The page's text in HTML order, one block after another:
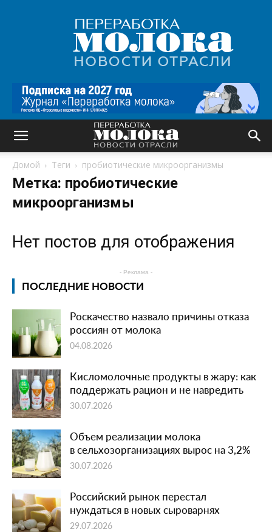
Переработка
молока
|
Новости
Домой Теги пробиотические микроорганизмы
Метка: пробиотические
микроорганизмы
Нет постов для отображения
- Реклама -
ПОСЛЕДНИЕ НОВОСТИ
Роскачество назвало причины отказа
россиян от молока
04.08.2026
Кисломолочные продукты в жару: как
поддержать рацион и не навредить
30.07.2026
Объем реализации молока
в сельхозорганизациях вырос на 3,2%
30.07.2026
Российский рынок перестал
нуждаться в новых сыроварнях
29.07.2026